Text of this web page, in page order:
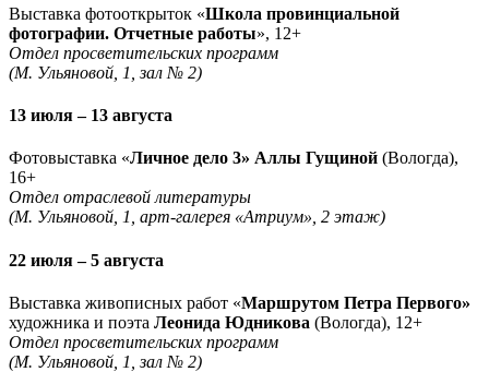
Выставка фотооткрыток «Школа провинциальной
фотографии. Отчетные работы», 12+
Отдел просветительских программ
(М. Ульяновой, 1, зал № 2)
13 июля – 13 августа
Фотовыставка «Личное дело 3» Аллы Гущиной (Вологда),
16+
Отдел отраслевой литературы
(М. Ульяновой, 1, арт-галерея «Атриум», 2 этаж)
22 июля – 5 августа
Выставка живописных работ «Маршрутом Петра Первого»
художника и поэта Леонида Юдникова (Вологда), 12+
Отдел просветительских программ
(М. Ульяновой, 1, зал № 2)